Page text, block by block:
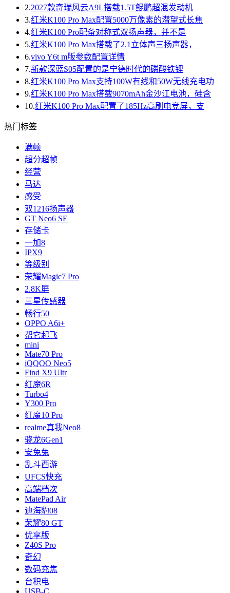
2.2027款奇瑞风云A9L搭载1.5T鲲鹏超混发动机
3.红米K100 Pro Max配置5000万像素的潜望式长焦
4.红米K100 Pro配备对称式双扬声器，并不是
5.红米K100 Pro Max搭载了2.1立体声三扬声器，
6.vivo Y6t m版参数配置详情
7.新款深蓝S05配置的是宁德时代的磷酸铁锂
8.红米K100 Pro Max支持100W有线和50W无线充电功
9.红米K100 Pro Max搭载9070mAh金沙江电池，硅含
10.红米K100 Pro Max配置了185Hz高刷电竞屏，支
热门标签
满帧
超分超帧
经营
马达
感受
双1216扬声器
GT Neo6 SE
存储卡
一加8
IPX9
等级别
荣耀Magic7 Pro
2.8K屏
三星传感器
畅行50
OPPO A6i+
帮它起飞
mini
Mate70 Pro
iQQOO Neo5
Find X9 Ultr
红魔6R
Turbo4
Y300 Pro
红魔10 Pro
realme真我Neo8
骁龙6Gen1
安兔兔
乱斗西游
UFCS快充
高端档次
MatePad Air
迪海豹08
荣耀80 GT
优享版
Z40S Pro
奇幻
数码充焦
台积电
USB-C